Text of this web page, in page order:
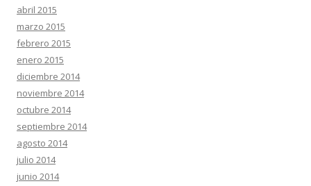
abril 2015
marzo 2015
febrero 2015
enero 2015
diciembre 2014
noviembre 2014
octubre 2014
septiembre 2014
agosto 2014
julio 2014
junio 2014